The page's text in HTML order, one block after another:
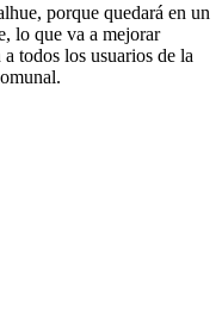
porque quedará en un
lo que va a mejorar
todos los usuarios de la